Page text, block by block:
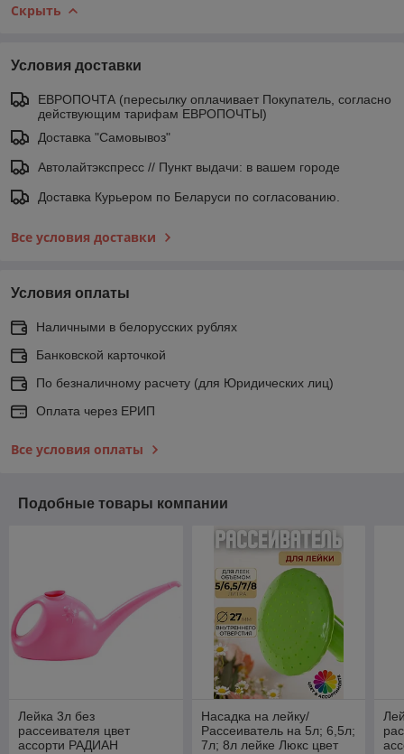
Скрыть
Условия доставки
ЕВРОПОЧТА (пересылку оплачивает Покупатель, согласно
действующим тарифам ЕВРОПОЧТЫ)
Доставка "Самовывоз"
Автолайтэкспресс // Пункт выдачи: в вашем городе
Доставка Курьером по Беларуси по согласованию.
Все условия доставки
Условия оплаты
Наличными в белорусских рублях
Банковской карточкой
По безналичному расчету (для Юридических лиц)
Оплата через ЕРИП
Все условия оплаты
Подобные товары компании
Лейка 3л без
рассеивателя цвет
ассорти РАДИАН
Насадка на лейку/
Рассеиватель на 5л; 6,5л;
7л; 8л лейке Люкс цвет